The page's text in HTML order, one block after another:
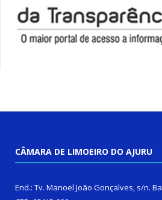
CÂMARA DE LIMOEIRO DO AJURU
End.: Tv. Manoel João Gonçalves, s/n.